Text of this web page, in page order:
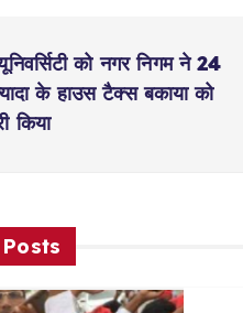
को नगर निगम ने 24
के हाउस टैक्स बकाया को
किया